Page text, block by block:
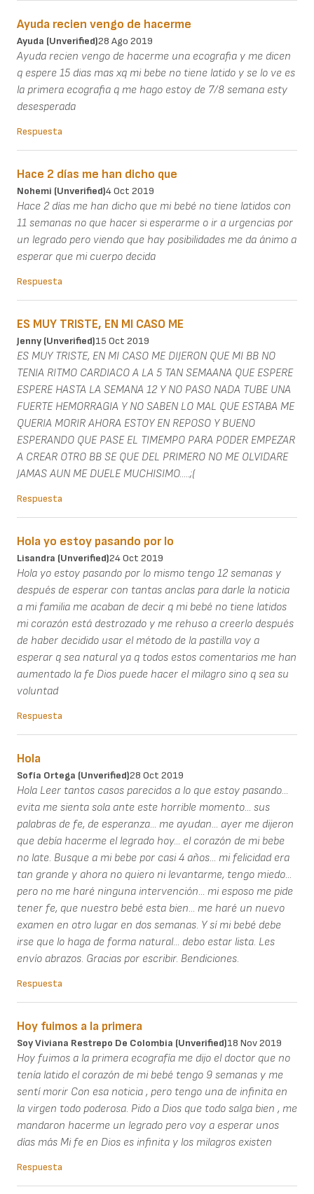
Ayuda recien vengo de hacerme
Ayuda (unverified)28 Ago 2019
Ayuda recien vengo de hacerme una ecografia y me dicen
q espere 15 dias mas xq mi bebe no tiene latido y se lo ve es
la primera ecografia q me hago estoy de 7/8 semana esty
desesperada
Respuesta
Hace 2 días me han dicho que
Nohemi (unverified)4 Oct 2019
Hace 2 días me han dicho que mi bebé no tiene latidos con
11 semanas no que hacer si esperarme o ir a urgencias por
un legrado pero viendo que hay posibilidades me da ánimo a
esperar que mi cuerpo decida
Respuesta
ES MUY TRISTE, EN MI CASO ME
Jenny (unverified)15 Oct 2019
ES MUY TRISTE, EN MI CASO ME DIJERON QUE MI BB NO
TENIA RITMO CARDIACO A LA 5 TAN SEMAANA QUE ESPERE
ESPERE HASTA LA SEMANA 12 Y NO PASO NADA TUBE UNA
FUERTE HEMORRAGIA Y NO SABEN LO MAL QUE ESTABA ME
QUERIA MORIR AHORA ESTOY EN REPOSO Y BUENO
ESPERANDO QUE PASE EL TIMEMPO PARA PODER EMPEZAR
A CREAR OTRO BB SE QUE DEL PRIMERO NO ME OLVIDARE
JAMAS AUN ME DUELE MUCHISIMO.....;(
Respuesta
Hola yo estoy pasando por lo
Lisandra (unverified)24 Oct 2019
Hola yo estoy pasando por lo mismo tengo 12 semanas y
después de esperar con tantas anclas para darle la noticia
a mi familia me acaban de decir q mi bebé no tiene latidos
mi corazón está destrozado y me rehuso a creerlo después
de haber decidido usar el método de la pastilla voy a
esperar q sea natural ya q todos estos comentarios me han
aumentado la fe Dios puede hacer el milagro sino q sea su
voluntad
Respuesta
Hola
Sofía Ortega (unverified)28 Oct 2019
Hola Leer tantos casos parecidos a lo que estoy pasando...
evita me sienta sola ante este horrible momento... sus
palabras de fe, de esperanza... me ayudan... ayer me dijeron
que debía hacerme el legrado hoy... el corazón de mi bebe
no late. Busque a mi bebe por casi 4 años... mi felicidad era
tan grande y ahora no quiero ni levantarme, tengo miedo...
pero no me haré ninguna intervención... mi esposo me pide
tener fe, que nuestro bebé esta bien... me haré un nuevo
examen en otro lugar en dos semanas. Y sí mi bebé debe
irse que lo haga de forma natural... debo estar lista. Les
envío abrazos. Gracias por escribir. Bendiciones.
Respuesta
Hoy fuimos a la primera
Soy Viviana Restrepo De Colombia (unverified)18 Nov 2019
Hoy fuimos a la primera ecografía me dijo el doctor que no
tenía latido el corazón de mi bebé tengo 9 semanas y me
sentí morir Con esa noticia , pero tengo una de infinita en
la virgen todo poderosa. Pido a Dios que todo salga bien , me
mandaron hacerme un legrado pero voy a esperar unos
días más Mi fe en Dios es infinita y los milagros existen
Respuesta